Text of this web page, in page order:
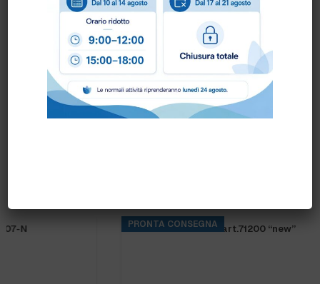
PRONTA CONSEGNA
FRANGIA SOFT SR art.71200 “new”